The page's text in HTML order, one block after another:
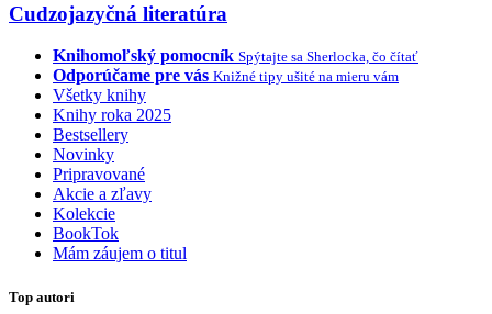
Cudzojazyčná literatúra
Knihomoľský pomocník Spýtajte sa Sherlocka, čo čítať
Odporúčame pre vás Knižné tipy ušité na mieru vám
Všetky knihy
Knihy roka 2025
Bestsellery
Novinky
Pripravované
Akcie a zľavy
Kolekcie
BookTok
Mám záujem o titul
Top autori